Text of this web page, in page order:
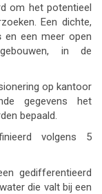
om het potentieel
Een dichte,
en een meer open
in de
op kantoor
gegevens het
bepaald.
volgens 5
gedifferentieerd
die valt bij een